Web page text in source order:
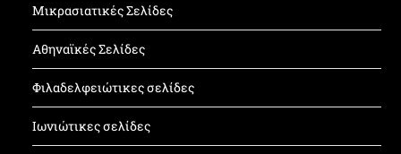
Μικρασιατικές Σελίδες
Αθηναϊκές Σελίδες
Φιλαδελφειώτικες σελίδες
Ιωνιώτικες σελίδες